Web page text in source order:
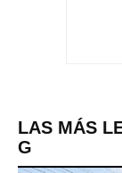
LAS MÁS
G